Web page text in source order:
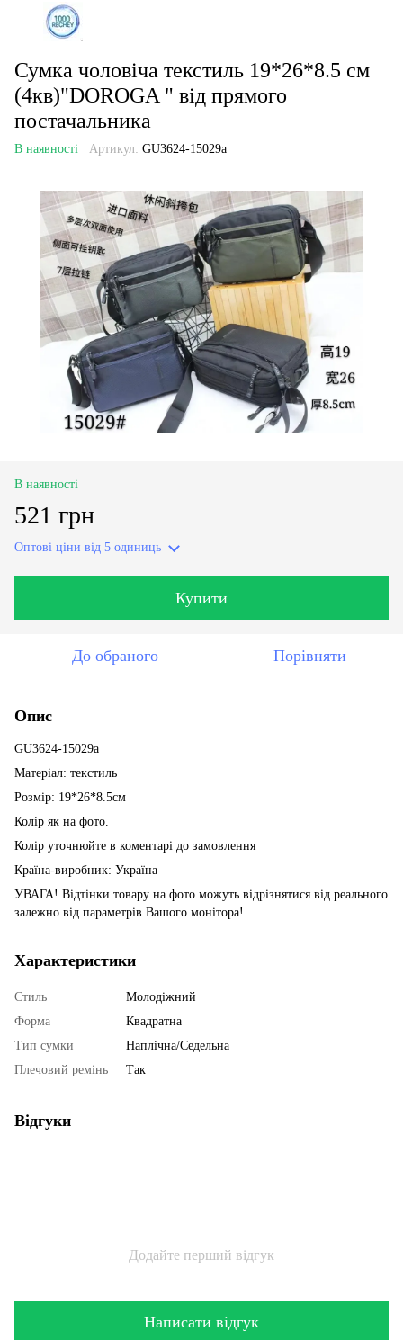
Сумка чоловіча текстиль 19*26*8.5 см
(4кв)"DOROGA " від прямого
постачальника
В наявності Артикул: GU3624-15029a
В наявності
521 грн
Оптові ціни від 5 одиниць
Купити
До обраного Порівняти
Опис
GU3624-15029a
Матеріал: текстиль
Розмір: 19*26*8.5см
Колір як на фото.
Колір уточнюйте в коментарі до замовлення
Країна-виробник: Україна
УВАГА! Відтінки товару на фото можуть відрізнятися від реального
залежно від параметрів Вашого монітора!
Характеристики
Стиль
Молодіжний
Форма
Квадратна
Тип сумки
Наплічна/Седельна
Плечовий ремінь
Так
Відгуки
Додайте перший відгук
Написати відгук